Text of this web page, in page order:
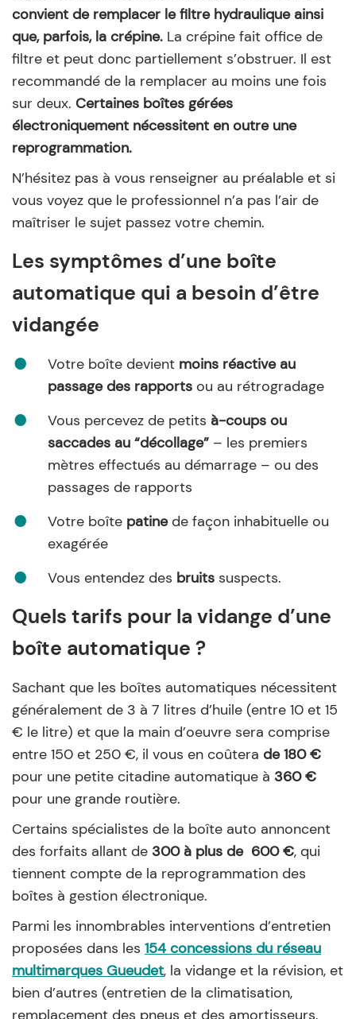
convient de remplacer le filtre hydraulique ainsi
que, parfois, la crépine. La crépine fait office de
filtre et peut donc partiellement s’obstruer. Il est
recommandé de la remplacer au moins une fois
sur deux. Certaines boîtes gérées
électroniquement nécessitent en outre une
reprogrammation.
N’hésitez pas à vous renseigner au préalable et si
vous voyez que le professionnel n’a pas l’air de
maîtriser le sujet passez votre chemin.
Les symptômes d’une boîte
automatique qui a besoin d’être
vidangée
Votre boîte devient moins réactive au
passage des rapports ou au rétrogradage
Vous percevez de petits à-coups ou
saccades au “décollage” – les premiers
mètres effectués au démarrage – ou des
passages de rapports
Votre boîte patinede façon inhabituelle ou
exagérée
Vous entendez des bruits suspects.
Quels tarifs pour la vidange d’une
boîte automatique ?
Sachant que les boîtes automatiques nécessitent
généralement de 3 à 7 litres d’huile (entre 10 et 15
€ le litre) et que la main d’oeuvre sera comprise
entre 150 et 250 €, il vous en coûtera de 180 €
pour une petite citadine automatique à 360 €
pour une grande routière.
Certains spécialistes de la boîte auto annoncent
des forfaits allant de 300 à plus de 600 €, qui
tiennent compte de la reprogrammation des
boîtes à gestion électronique.
Parmi les innombrables interventions d’entretien
proposées dans les 154 concessions du réseau
multimarques Gueudet, la vidange et la révision, et
bien d’autres (entretien de la climatisation,
remplacement des pneus et des amortisseurs,